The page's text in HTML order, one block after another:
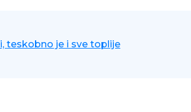
teskobno je i sve toplije